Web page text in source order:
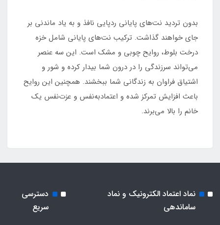
بدون تردید نت‌های پایانی ردپایی نافذ و به یاد ماندنی بر
جای خواهند گذاشت. ترکیب نت‌های پایانی شامل خزه
درخت بلوط، روایح چوبی و مشک است. این سه عنصر
می‌تواند سرزندگی را در درون شما بیدار کرده و شور و
اشتیاق فراوان به زندگانی شما ببخشند. همچنین این روایح
باعث افزایش تمرکز شده و اعتمادبه‌نفس و عزت‌نفس یک
خانم را بالا می‌برند.
نماد اعتماد الکترونیک و نماد
ساماندهی
دسترسی
سریع